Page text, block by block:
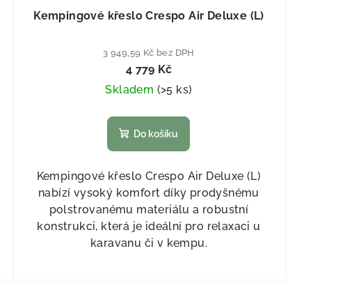
Kempingové křeslo Crespo Air Deluxe (L)
3 949,59 Kč bez DPH
4 779 Kč
Skladem (>5 ks)
Do košíku
Kempingové křeslo Crespo Air Deluxe (L)
nabízí vysoký komfort díky prodyšnému
polstrovanému materiálu a robustní
konstrukci, která je ideální pro relaxaci u
karavanu či v kempu.